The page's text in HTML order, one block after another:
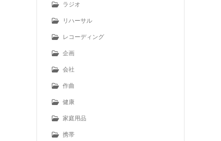
ラジオ
リハーサル
レコーディング
企画
会社
作曲
健康
家庭用品
携帯